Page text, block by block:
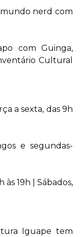
mundo nerd com
com Guinga,
Cultural
a sexta, das 9h
e segundas-
às 19h | Sábados,
Iguape tem